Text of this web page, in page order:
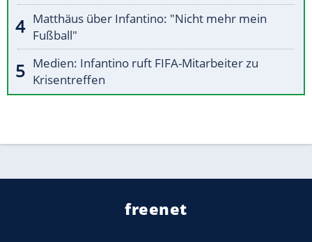
Matthäus über Infantino: "Nicht mehr mein
Fußball"
Medien: Infantino ruft FIFA-Mitarbeiter zu
Krisentreffen
freenet